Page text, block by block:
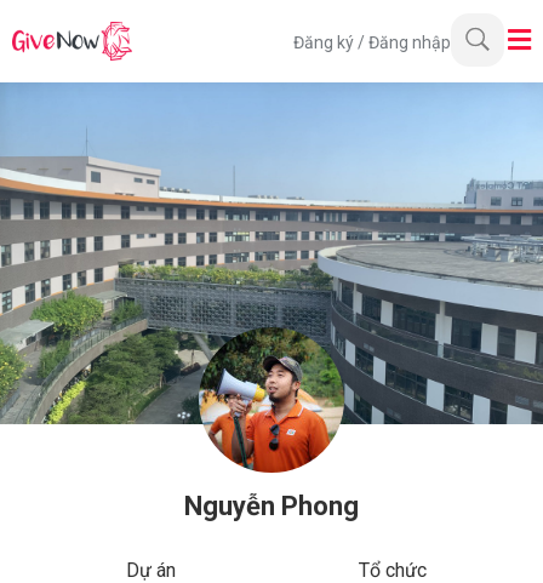
Đăng ký /Đăng nhập
Nguyễn Phong
Dự án Tổ chức